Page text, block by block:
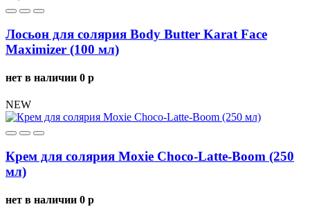
Лосьон для солярия Body Butter Karat Face
Maximizer (100 мл)
нет в наличии 0 p
NEW
Крем для солярия Moxie Choco-Latte-Boom (250
мл)
нет в наличии 0 p